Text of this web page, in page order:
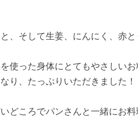
、そして生姜、にんにく、赤
使った身体にとてもやさしい
り、たっぷりいただきました！
どころでパンさんと一緒にお